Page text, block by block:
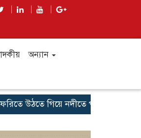
অন্যান
উঠতে গিয়ে নদীতে পড়ল গরুবোঝাই